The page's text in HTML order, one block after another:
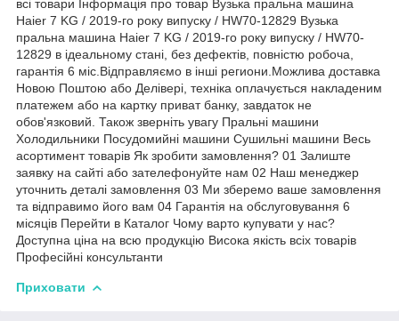
всі товари Інформація про товар Вузька пральна машина
Haier 7 KG / 2019-го року випуску / HW70-12829 Вузька
пральна машина Haier 7 KG / 2019-го року випуску / HW70-
12829 в ідеальному стані, без дефектів, повністю робоча,
гарантія 6 міс.Відправляємо в інші региони.Можлива доставка
Новою Поштою або Делівері, техніка оплачується накладеним
платежем або на картку приват банку, завдаток не
обов'язковий. Також зверніть увагу Пральні машини
Холодильники Посудомийні машини Сушильні машини Весь
асортимент товарів Як зробити замовлення? 01 Залиште
заявку на сайті або зателефонуйте нам 02 Наш менеджер
уточнить деталі замовлення 03 Ми зберемо ваше замовлення
та відправимо його вам 04 Гарантія на обслуговування 6
місяців Перейти в Каталог Чому варто купувати у нас?
Доступна ціна на всю продукцію Висока якість всіх товарів
Професійні консультанти
Приховати